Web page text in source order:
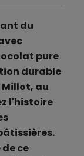
du
pure
durable
au
l'histoire
ce